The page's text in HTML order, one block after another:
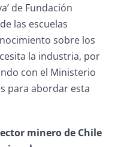
de Fundación
las escuelas
sobre los
la industria, por
con el Ministerio
para abordar esta
minero de Chile